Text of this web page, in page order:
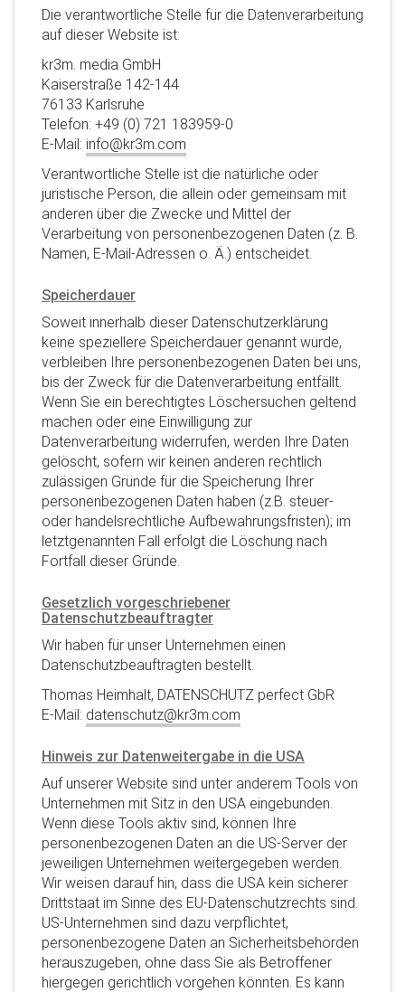
Die verantwortliche Stelle für die Datenverarbeitung
auf dieser Website ist:
kr3m. media GmbH
Kaiserstraße 142-144
76133 Karlsruhe
Telefon: +49 (0) 721 183959-0
E-Mail: info@kr3m.com
Verantwortliche Stelle ist die natürliche oder
juristische Person, die allein oder gemeinsam mit
anderen über die Zwecke und Mittel der
Verarbeitung von personenbezogenen Daten (z. B.
Namen, E-Mail-Adressen o. Ä.) entscheidet.
Speicherdauer
Soweit innerhalb dieser Datenschutzerklärung
keine speziellere Speicherdauer genannt wurde,
verbleiben Ihre personenbezogenen Daten bei uns,
bis der Zweck für die Datenverarbeitung entfällt.
Wenn Sie ein berechtigtes Löschersuchen geltend
machen oder eine Einwilligung zur
Datenverarbeitung widerrufen, werden Ihre Daten
gelöscht, sofern wir keinen anderen rechtlich
zulässigen Gründe für die Speicherung Ihrer
personenbezogenen Daten haben (z.B. steuer-
oder handelsrechtliche Aufbewahrungsfristen); im
letztgenannten Fall erfolgt die Löschung nach
Fortfall dieser Gründe.
Gesetzlich vorgeschriebener
Datenschutzbeauftragter
Wir haben für unser Unternehmen einen
Datenschutzbeauftragten bestellt.
Thomas Heimhalt, DATENSCHUTZ perfect GbR
E-Mail: datenschutz@kr3m.com
Hinweis zur Datenweitergabe in die USA
Auf unserer Website sind unter anderem Tools von
Unternehmen mit Sitz in den USA eingebunden.
Wenn diese Tools aktiv sind, können Ihre
personenbezogenen Daten an die US-Server der
jeweiligen Unternehmen weitergegeben werden.
Wir weisen darauf hin, dass die USA kein sicherer
Drittstaat im Sinne des EU-Datenschutzrechts sind.
US-Unternehmen sind dazu verpflichtet,
personenbezogene Daten an Sicherheitsbehörden
herauszugeben, ohne dass Sie als Betroffener
hiergegen gerichtlich vorgehen könnten. Es kann